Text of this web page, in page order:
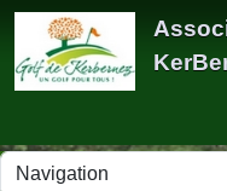
Panneau de gestion des